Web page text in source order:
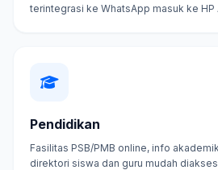
terintegrasi ke WhatsApp masuk ke HP
Pendidikan
Fasilitas PSB/PMB online, info
direktori siswa dan guru mudah